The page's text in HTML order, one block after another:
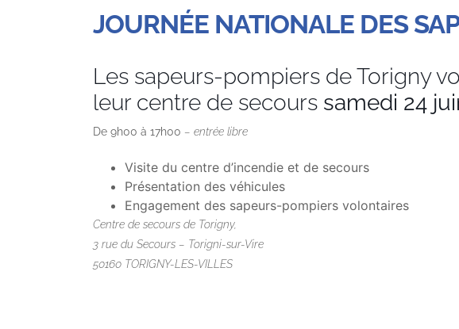
JOURNÉE NATIONALE DES
Les sapeurs-pompiers de Torigny
leur centre de secours samedi 24
De 9h00 à 17h00 – entrée libre
Visite du centre d’incendie et de secours
Présentation des véhicules
Engagement des sapeurs-pompiers volontaires
Centre de secours de Torigny,
3 rue du Secours – Torigni-sur-Vire
50160 TORIGNY-LES-VILLES